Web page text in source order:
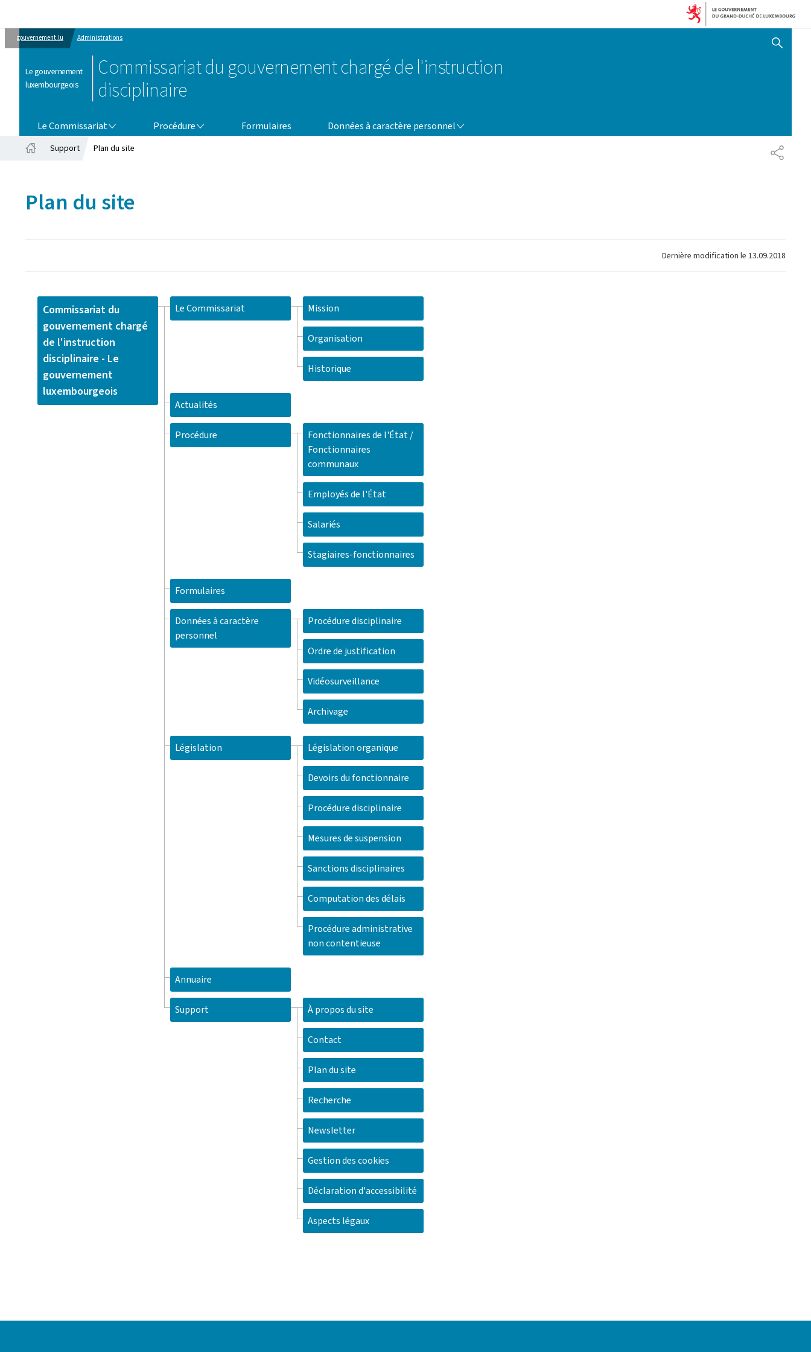
gouvernement.lu Administrations
Le gouvernement
luxembourgeois
Commissariat du gouvernement chargé de l'instruction
disciplinaire
AFFICHER / MASQUER
Le Commissariat Procédure
PROCÉDURE
Formulaires Données à caractère personnel
DONNÉES À CARACTÈRE PERSONNEL
Support Plan du site
Plan du site
Dernière modification le 13.09.2018
Commissariat du
gouvernement chargé
de l'instruction
disciplinaire - Le
gouvernement
luxembourgeois
Le Commissariat Mission
Organisation
Historique
Actualités
Procédure
Fonctionnaires de l'État /
Fonctionnaires
communaux
Employés de l'État
Salariés
Stagiaires-fonctionnaires
Formulaires
Données à caractère
personnel
Procédure disciplinaire
Ordre de justification
Vidéosurveillance
Archivage
Législation Législation organique
Devoirs du fonctionnaire
Procédure disciplinaire
Mesures de suspension
Sanctions disciplinaires
Computation des délais
Procédure administrative
non contentieuse
Annuaire
Support À propos du site
Contact
Plan du site
Recherche
Newsletter
Gestion des cookies
Déclaration d'accessibilité
Aspects légaux